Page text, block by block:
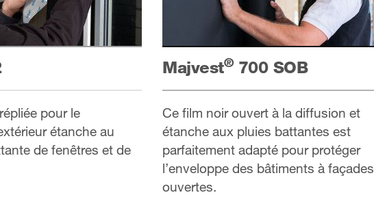
pour le
étanche au
de fenêtres et de
Majvest®700 SOB
Ce film noir ouvert à la diffusion et
étanche aux pluies battantes est
parfaitement adapté pour protéger
l’enveloppe des bâtiments à façades
ouvertes.